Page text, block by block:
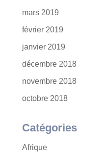
mars 2019
février 2019
janvier 2019
décembre 2018
novembre 2018
octobre 2018
Catégories
Afrique